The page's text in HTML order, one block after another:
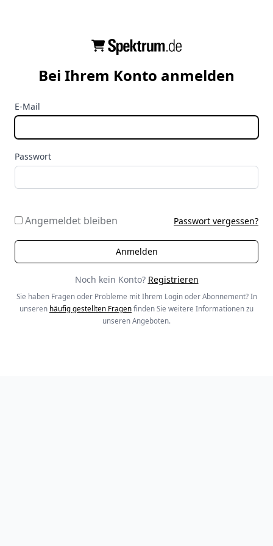
Bei Ihrem Konto anmelden
E-Mail
Passwort
Angemeldet bleiben Passwort vergessen?
Noch kein Konto? Registrieren
Sie haben Fragen oder Probleme mit Ihrem Login oder Abonnement? In
unseren häufig gestellten Fragen finden Sie weitere Informationen zu
unseren Angeboten.